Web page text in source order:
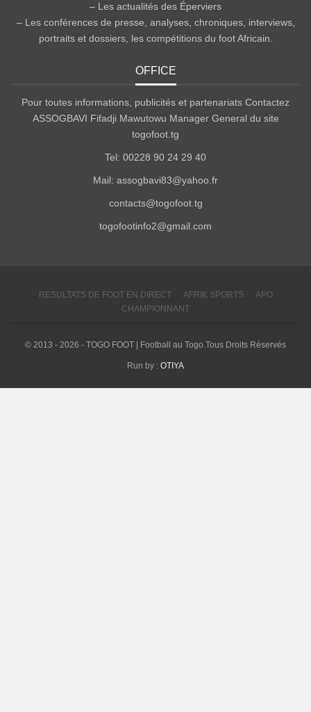
– Les actualités des Éperviers
– Les conférences de presse, analyses, chroniques, interviews,
portraits et dossiers, les compétitions du foot Africain.
OFFICE
Pour toutes informations, publicités et partenariats Contactez
ASSOGBAVI Fifadji Mawutowu Manager General du site
togofoot.tg
Tel: 00228 90 24 29 40
Mail: assogbavi83@yahoo.fr
contacts@togofoot.tg
togofootinfo2@gmail.com
RESULTATS DE FOOT EN DIRECT AFRIK SPORTS
APO
CHAMPIONNANT
© 2013 - 2026 - TOGO FOOT | Football au Togo.Tous Droits Réservés
Run by : OTIYA